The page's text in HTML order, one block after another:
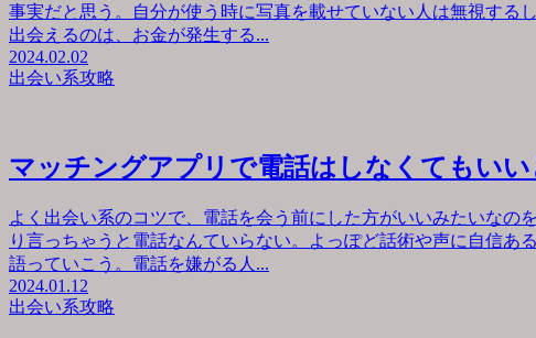
事実だと思う。自分が使う時に写真を載せていない人は無視する
出会えるのは、お金が発生する...
2024.02.02
出会い系攻略
マッチングアプリで電話はしなくてもい
よく出会い系のコツで、電話を会う前にした方がいいみたいなの
り言っちゃうと電話なんていらない。よっぽど話術や声に自信あ
語っていこう。電話を嫌がる人...
2024.01.12
出会い系攻略